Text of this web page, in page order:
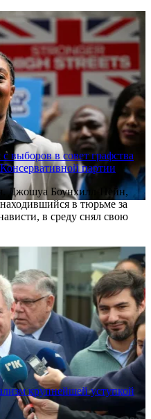
выборов в совет графства
партии
Джошуа Боунхилл-Пейн,
в тюрьме за
в среду снял свою
крупнейшей уступкой